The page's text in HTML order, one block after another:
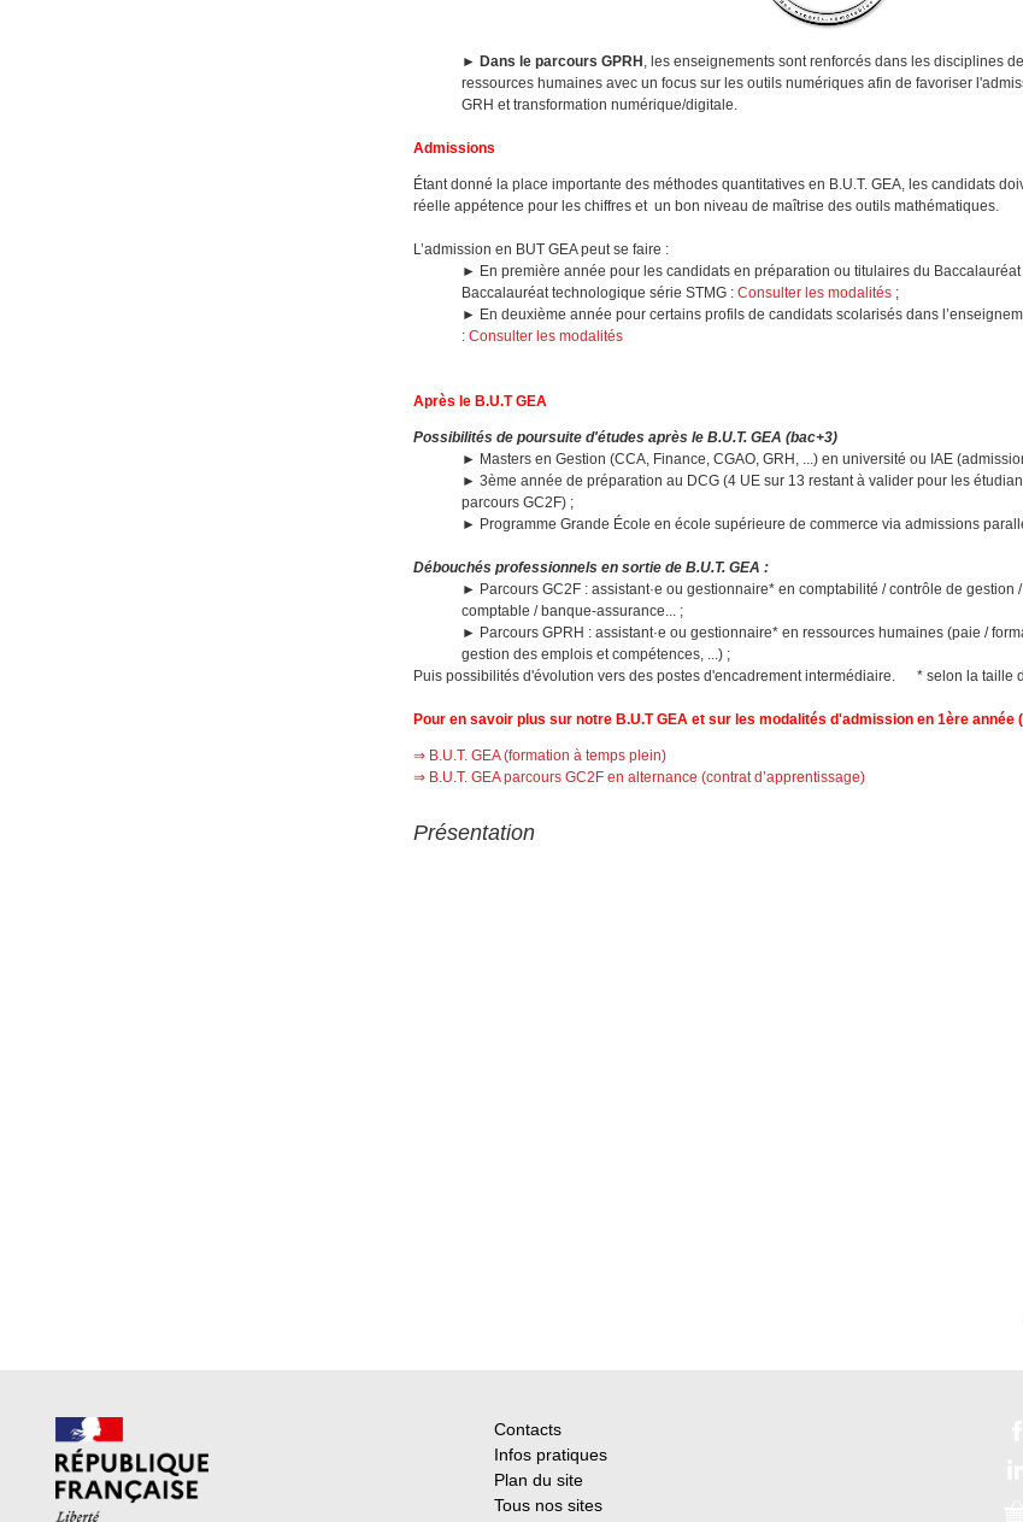
► Dans le parcours GPRH , les enseignements sont renforcés dans les disciplines
ressources humaines avec un focus sur les outils numériques afin de favoriser
GRH et transformation numérique/digitale.
Admissions
Étant donné la place importante des méthodes quantitatives en B.U.T. GEA, les candidats
réelle appétence pour les chiffres et un bon niveau de maîtrise des outils mathématiques.
L’admission en BUT GEA peut se faire :
► En première année pour les candidats en préparation ou titulaires du
Baccalauréat technologique série STMG :Consulter les modalités ;
► En deuxième année pour certains profils de candidats scolarisés dans
:Consulter les modalités
Après le B.U.T GEA
Possibilités de poursuite d'études après le B.U.T. GEA (bac+3)
► Masters en Gestion (CCA, Finance, CGAO, GRH, ...) en université ou IAE
► 3ème année de préparation au DCG (4 UE sur 13 restant à valider pour les
parcours GC2F) ;
► Programme Grande École en école supérieure de commerce via admissions
Débouchés professionnels en sortie de B.U.T. GEA :
► Parcours GC2F : assistant·e ou gestionnaire* en comptabilité / contrôle de gestion
comptable / banque-assurance... ;
► Parcours GPRH : assistant·e ou gestionnaire* en ressources humaines (paie /
gestion des emplois et compétences, ...) ;
Puis possibilités d'évolution vers des postes d'encadrement intermédiaire. * selon la taille
Pour en savoir plus sur notre B.U.T GEA et sur les modalités d'admission en 1ère année
⇒ B.U.T. GEA (formation à temps plein)
⇒ B.U.T. GEA parcours GC2F en alternance (contrat d’apprentissage)
Présentation
Contacts
Infos pratiques
Plan du site
Tous nos sites